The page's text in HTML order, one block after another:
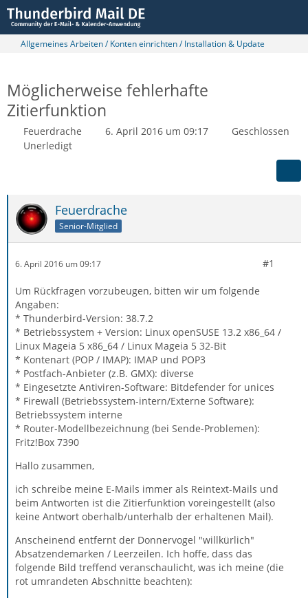
Allgemeines Arbeiten / Konten einrichten / Installation & Update
Möglicherweise fehlerhafte
Zitierfunktion
Feuerdrache 6. April 2016 um 09:17
Geschlossen
Unerledigt
Feuerdrache
Senior-Mitglied
6. April 2016 um 09:17 #1
Um Rückfragen vorzubeugen, bitten wir um folgende
Angaben:
* Thunderbird-Version: 38.7.2
* Betriebssystem + Version: Linux openSUSE 13.2 x86_64 /
Linux Mageia 5 x86_64 / Linux Mageia 5 32-Bit
* Kontenart (POP / IMAP): IMAP und POP3
* Postfach-Anbieter (z.B. GMX): diverse
* Eingesetzte Antiviren-Software: Bitdefender for unices
* Firewall (Betriebssystem-intern/Externe Software):
Betriebssystem interne
* Router-Modellbezeichnung (bei Sende-Problemen):
Fritz!Box 7390
Hallo zusammen,
ich schreibe meine E-Mails immer als Reintext-Mails und
beim Antworten ist die Zitierfunktion voreingestellt (also
keine Antwort oberhalb/unterhalb der erhaltenen Mail).
Anscheinend entfernt der Donnervogel "willkürlich"
Absatzendemarken / Leerzeilen. Ich hoffe, dass das
folgende Bild treffend veranschaulicht, was ich meine (die
rot umrandeten Abschnitte beachten):